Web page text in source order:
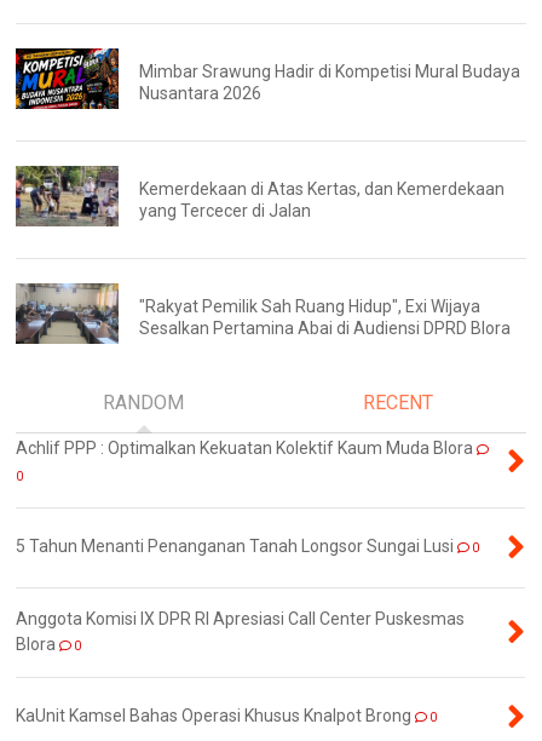
Mimbar Srawung Hadir di Kompetisi Mural Budaya
Nusantara 2026
Kemerdekaan di Atas Kertas, dan Kemerdekaan
yang Tercecer di Jalan
"Rakyat Pemilik Sah Ruang Hidup", Exi Wijaya
Sesalkan Pertamina Abai di Audiensi DPRD Blora
RANDOM RECENT
Achlif PPP : Optimalkan Kekuatan Kolektif Kaum Muda Blora
0
5 Tahun Menanti Penanganan Tanah Longsor Sungai Lusi 0
Anggota Komisi IX DPR RI Apresiasi Call Center Puskesmas
Blora
0
KaUnit Kamsel Bahas Operasi Khusus Knalpot Brong 0